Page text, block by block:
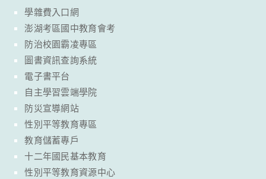
學雜費入口網
澎湖考區國中教育會考
防治校園霸凌專區
圖書資訊查詢系統
電子書平台
自主學習雲端學院
防災宣導網站
性別平等教育專區
教育儲蓄專戶
十二年國民基本教育
性別平等教育資源中心